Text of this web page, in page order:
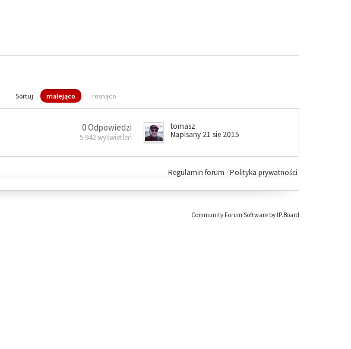
Sortuj malejąco rosnąco
0 Odpowiedzi
5 942 wyświetleń
tomasz
Napisany 21 sie 2015
Polityka prywatności
Regulamin forum ·
Community Forum Software by IP.Board